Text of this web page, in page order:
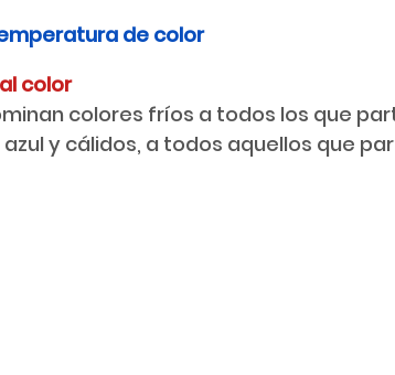
de color
color
y cálidos, a todos aquellos que